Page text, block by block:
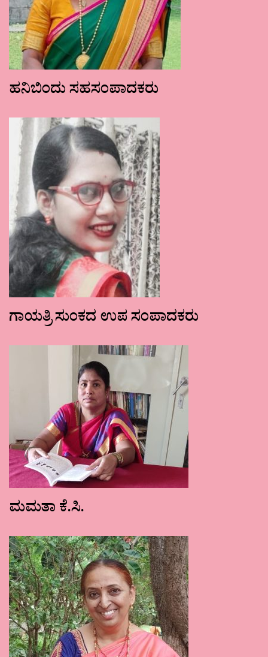
ಹನಿಬಿಂದು ಸಹಸಂಪಾದಕರು
ಗಾಯತ್ರಿ ಸುಂಕದ ಉಪ ಸಂಪಾದಕರು
ಮಮತಾ ಕೆ.ಸಿ.